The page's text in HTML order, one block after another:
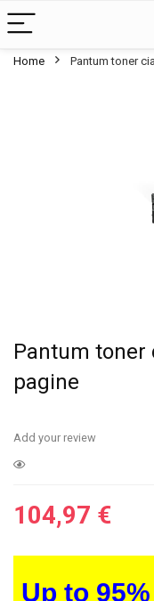
Home Pantum toner
Pantum toner
pagine
Add your review
104,97 €